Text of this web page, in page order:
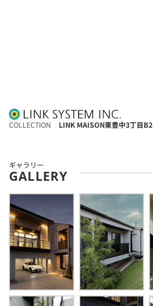
COLLECTION LINK MAISON東豊中3丁目B2
ギャラリー
GALLERY